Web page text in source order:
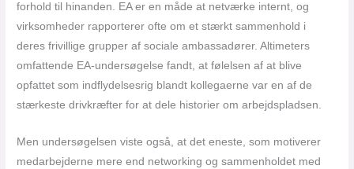
forhold til hinanden. EA er en måde at netværke internt, og
virksomheder rapporterer ofte om et stærkt sammenhold i
deres frivillige grupper af sociale ambassadører. Altimeters
omfattende EA-undersøgelse fandt, at følelsen af at blive
opfattet som indflydelsesrig blandt kollegaerne var en af de
stærkeste drivkræfter for at dele historier om arbejdspladsen.
Men undersøgelsen viste også, at det eneste, som motiverer
medarbejderne mere end networking og sammenholdet med